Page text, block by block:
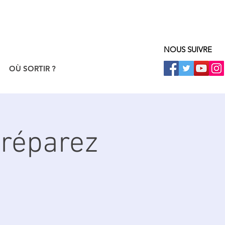
OÙ SORTIR ?
NOUS SUIVRE